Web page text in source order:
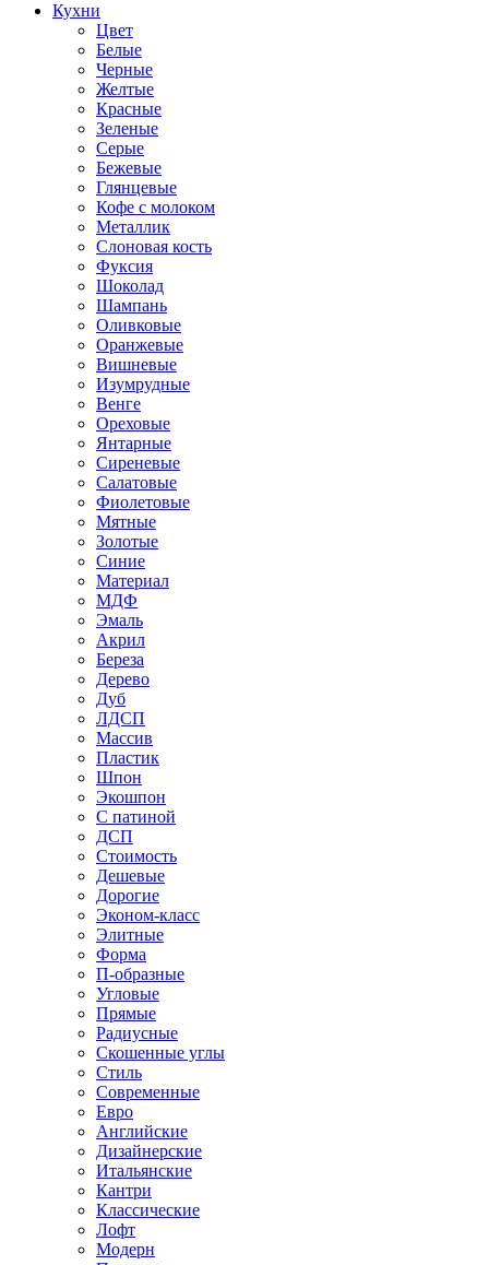
Кухни
Цвет
Белые
Черные
Желтые
Красные
Зеленые
Серые
Бежевые
Глянцевые
Кофе с молоком
Металлик
Слоновая кость
Фуксия
Шоколад
Шампань
Оливковые
Оранжевые
Вишневые
Изумрудные
Венге
Ореховые
Янтарные
Сиреневые
Салатовые
Фиолетовые
Мятные
Золотые
Синие
Материал
МДФ
Эмаль
Акрил
Береза
Дерево
Дуб
ЛДСП
Массив
Пластик
Шпон
Экошпон
С патиной
ДСП
Стоимость
Дешевые
Дорогие
Эконом-класс
Элитные
Форма
П-образные
Угловые
Прямые
Радиусные
Скошенные углы
Стиль
Современные
Евро
Английские
Дизайнерские
Итальянские
Кантри
Классические
Лофт
Модерн